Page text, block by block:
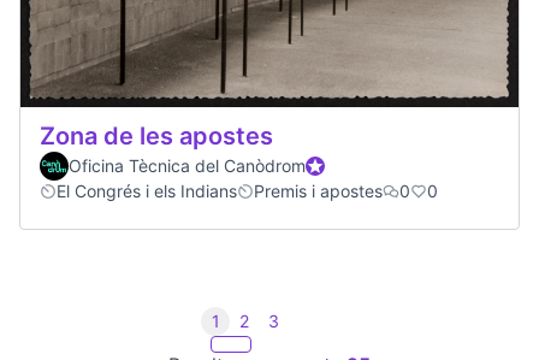
Zona de les apostes
Oficina Tècnica del CanòdromOfficial participant
El Congrés i els Indians
Premis i apostes 0 0
1 2 3